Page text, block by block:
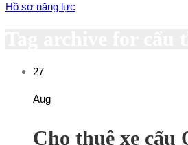
Hồ sơ năng lực
27
Aug
Cho thuê xe cẩu